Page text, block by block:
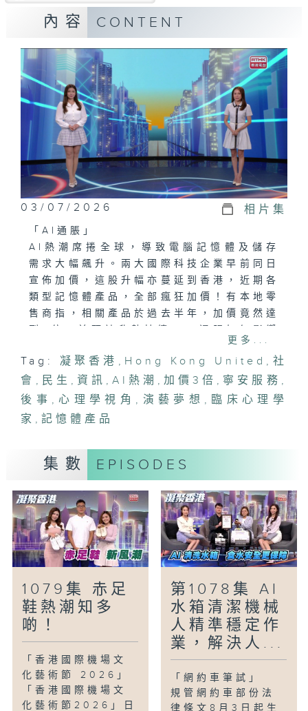
內容 CONTENT
03/07/2026 相片集
「AI通脹」
AI熱潮席捲全球，導致電腦記憶體及儲存
需求大幅飆升。兩大國際科技企業早前同日
宣佈加價，這股升幅亦蔓延到香港，近期各
類型記憶體產品，全部瘋狂加價！有本地零
售商指，相關產品於過去半年，加價竟然達
「謝幕生命，寧安引領」
獨居長者面臨健康退化、社交孤立及突發意
外風險等挑戰。有機構推出寧安服務，為沒
晚年。倡議維護長者專業及自主權，鼓勵他
們活出積極人生。
「雙軌人生Plus -醫心者亦是戲中人」
臨床心理學家廖嘉敏，自幼夢想成為歌手。
雖因學業投身心理專業並為人母，但她始終
未忘初心，近年更踏足舞台劇與歌唱。本集
享她在專業工作與演藝夢想間的平衡之道。
更多...
Tag: 凝聚香港 , Hong Kong United , 社
會 , 民生 , 資訊 , AI熱潮 ,加價3倍 , 寧安服務 ,
後事 , 心理學視角 , 演藝夢想 , 臨床心理學
家 ,記憶體產品
集數 EPISODES
1079集 赤足
鞋熱潮知多
啲！
「香港國際機場文
化藝術節 2026」
「香港國際機場文
化藝術節2026」日
第1078集 AI
水箱清潔機械
人精準穩定作
業，解決人...
「網約車筆試」
規管網約車部份法
律條文8月3日起生